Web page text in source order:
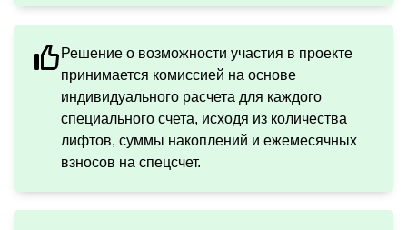
Решение о возможности участия в проекте
принимается комиссией на основе
индивидуального расчета для каждого
специального счета, исходя из количества
лифтов, суммы накоплений и ежемесячных
взносов на спецсчет.